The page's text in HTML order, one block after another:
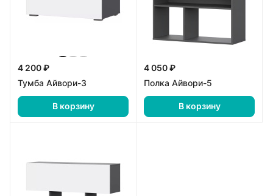
4 200 ₽
Тумба Айвори-3
В корзину
4 050 ₽
Полка Айвори-5
В корзину